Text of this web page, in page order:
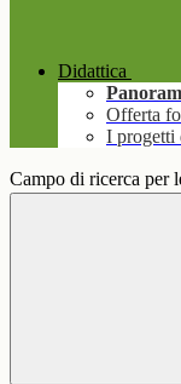
Didattica
Offerta
I progetti
Campo di ricerca per